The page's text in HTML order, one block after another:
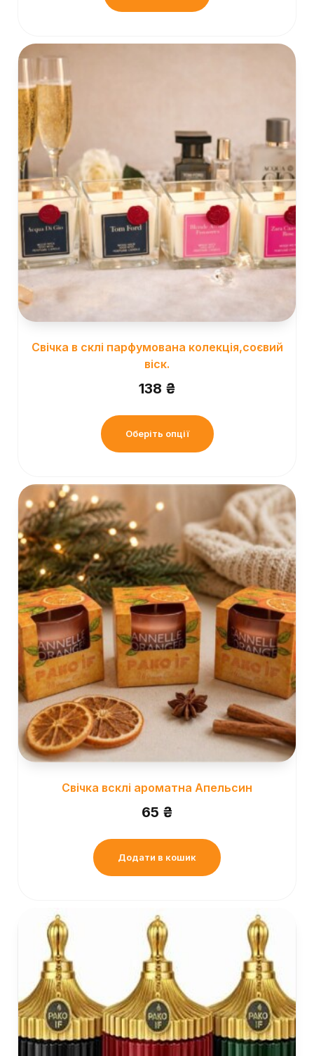
Свічка в склі парфумована колекція,соєвий
віск.
138 ₴
Оберіть опції
Свічка всклі ароматна Апельсин
65 ₴
Додати в кошик